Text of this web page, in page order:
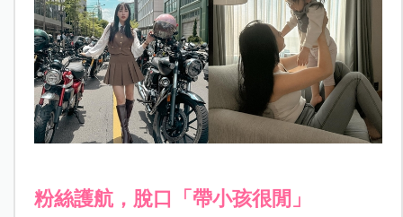
粉絲護航，脫口「帶小孩很閒」